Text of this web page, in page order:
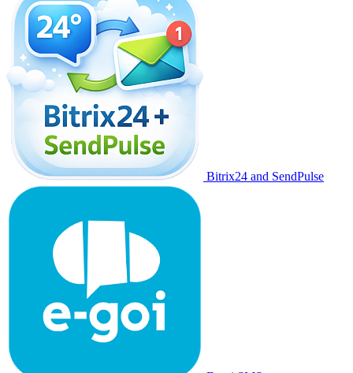
Bitrix24 and SendPulse